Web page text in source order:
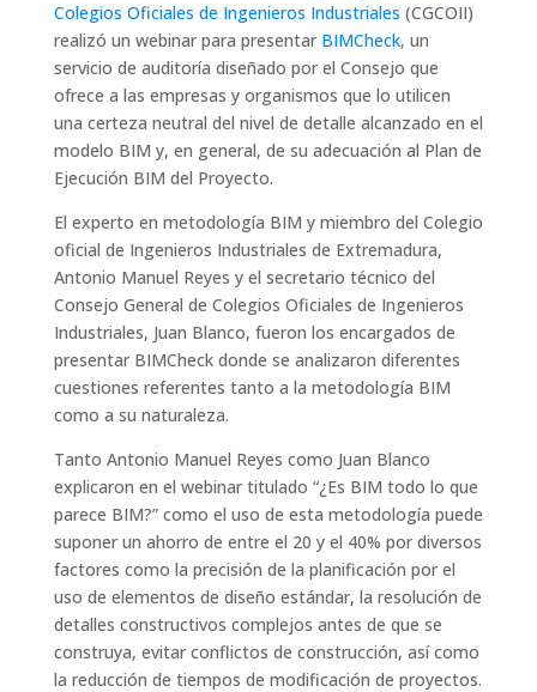
Colegios Oficiales de Ingenieros Industriales (CGCOII)
realizó un webinar para presentarBIMCheck, un
servicio de auditoría diseñado por el Consejo que
ofrece a las empresas y organismos que lo utilicen
una certeza neutral del nivel de detalle alcanzado en el
modelo BIM y, en general, de su adecuación al Plan de
Ejecución BIM del Proyecto.
El experto en metodología BIM y miembro del Colegio
oficial de Ingenieros Industriales de Extremadura,
Antonio Manuel Reyes y el secretario técnico del
Consejo General de Colegios Oficiales de Ingenieros
Industriales, Juan Blanco, fueron los encargados de
presentar BIMCheck donde se analizaron diferentes
cuestiones referentes tanto a la metodología BIM
como a su naturaleza.
Tanto Antonio Manuel Reyes como Juan Blanco
explicaron en el webinar titulado “¿Es BIM todo lo que
parece BIM?” como el uso de esta metodología puede
suponer un ahorro de entre el 20 y el 40% por diversos
factores como la precisión de la planificación por el
uso de elementos de diseño estándar, la resolución de
detalles constructivos complejos antes de que se
construya, evitar conflictos de construcción, así como
la reducción de tiempos de modificación de proyectos.